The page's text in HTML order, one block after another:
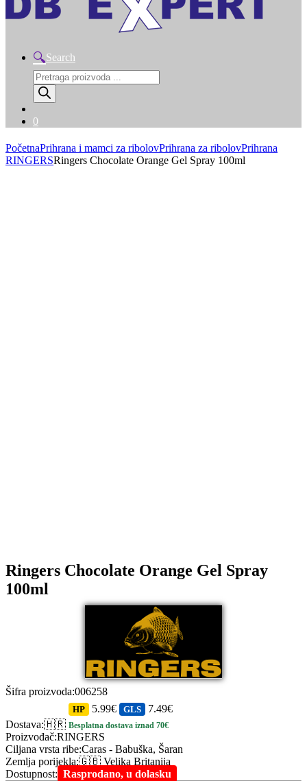
Search
Products
search
0
PočetnaPrihrana i mamci za ribolovPrihrana za ribolovPrihrana
RINGERSRingers Chocolate Orange Gel Spray 100ml
Ringers Chocolate Orange Gel Spray
100ml
Šifra proizvoda:006258
Dostava:🇭🇷
HP 5.99€ GLS 7.49€
Besplatna dostava iznad 70€
Proizvođač:RINGERS
Ciljana vrsta ribe:Caras - Babuška, Šaran
Zemlja porijekla:🇬🇧 Velika Britanija
Dostupnost: Rasprodano, u dolasku